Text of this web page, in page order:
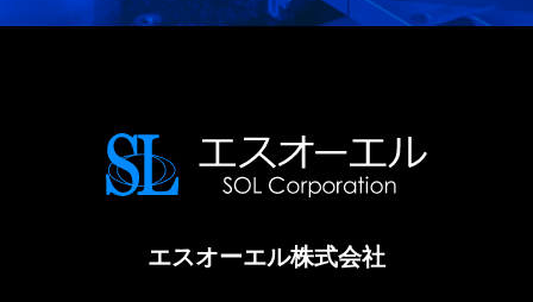
エスオーエル株式会社